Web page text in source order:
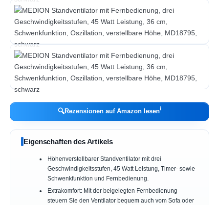
🔍Rezensionen auf Amazon lesenℹ︎
Eigenschaften des Artikels
Höhenverstellbarer Standventilator mit drei
Geschwindigkeitsstufen, 45 Watt Leistung, Timer- sowie
Schwenkfunktion und Fernbedienung.
Extrakomfort: Mit der beigelegten Fernbedienung
steuern Sie den Ventilator bequem auch vom Sofa oder